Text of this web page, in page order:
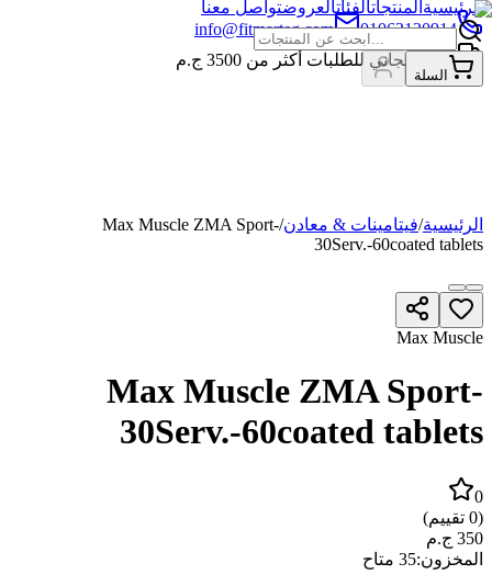
01063120914
info@fitmarteg.com
شحن مجاني للطلبات أكثر من 3500 ج.م
الرئيسية المنتجاتالفئاتالعروضتواصل معنا
السلة
الرئيسية/فيتامينات & معادن/
Max Muscle ZMA Sport-
30Serv.-60coated tablets
Max Muscle
Max Muscle ZMA Sport-
30Serv.-60coated tablets
0
(
0 تقييم)
350 ج.م
المخزون:35 متاح